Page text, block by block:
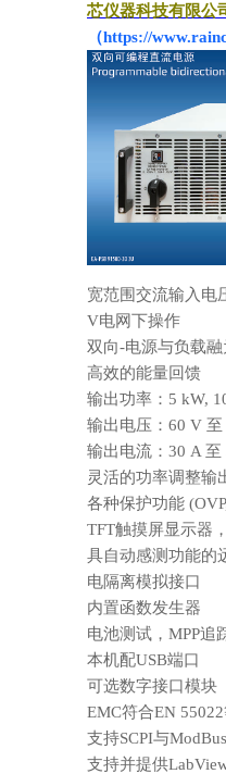
芯仪器科技有限公
（https://
宽范围交流输入电
V电网下操作
双向-电源与负载
高效的能量回馈
输出功率：5 kW,
输出电压：60 V 至
输出电流：30 A 至
灵活的功率调整输
各种保护功能
TFT触摸屏显示器
具自动感测功能的
电隔离模拟接口
内置函数发生器
电池测试，MPP追
本机配USB端口
可选数字接口模块
EMC符合EN
支持SCPI与
支持并提供